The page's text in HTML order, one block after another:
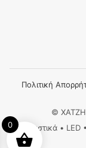
Πολιτική
©
Φωτιστικά •
0